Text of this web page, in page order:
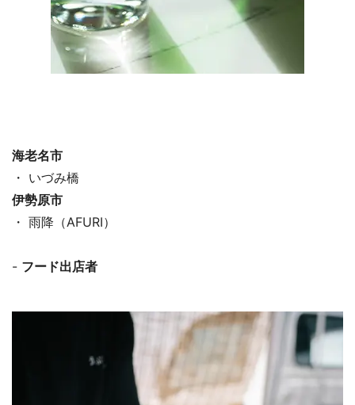
海老名市
・ いづみ橋
伊勢原市
・ 雨降（AFURI）
- フード出店者